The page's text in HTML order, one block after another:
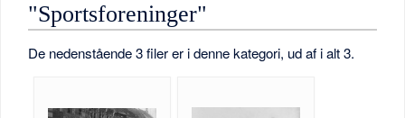
"Sportsforeninger"
De nedenstående 3 filer er i denne kategori, ud af i alt 3.